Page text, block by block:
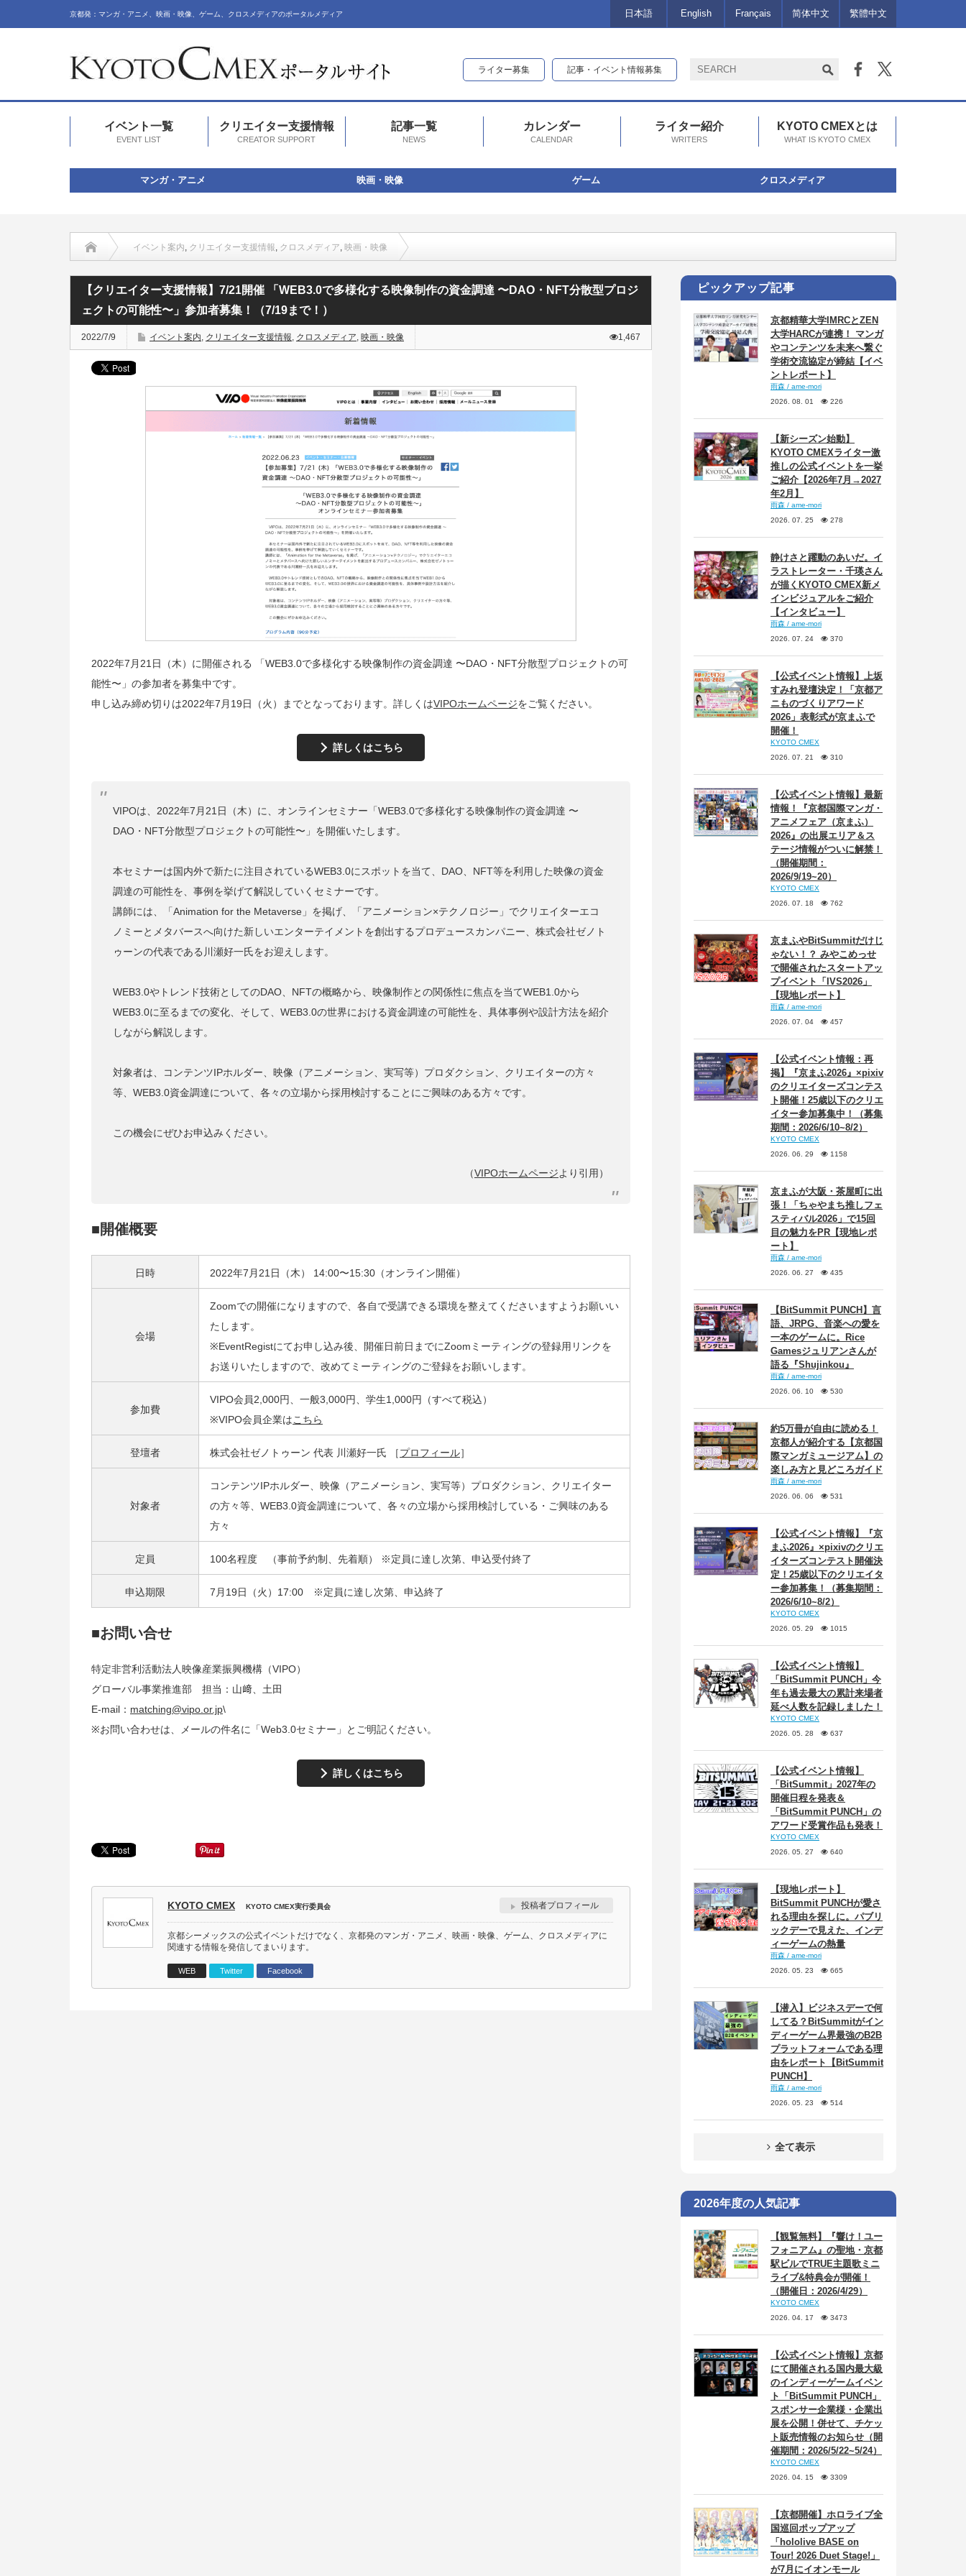
京都発：マンガ・アニメ、映画・映像、ゲーム、クロスメディアのポータルメディア 日本語 English Français 简体中文 繁體中文
ライター募集 記事・イベント情報募集
イベント一覧
EVENT LIST
クリエイター支援情報
CREATOR SUPPORT
記事一覧
NEWS
カレンダー
CALENDAR
ライター紹介
WRITERS
KYOTO CMEXとは
WHAT IS KYOTO CMEX
マンガ・アニメ 映画・映像 ゲーム クロスメディア
イベント案内, クリエイター支援情報, クロスメディア, 映画・映像
【クリエイター支援情報】7/21開催 「WEB3.0で多様化する映像制作の資金調達 〜DAO・NFT分散型プロジェクトの可能性〜」参加者募集！（7/19まで！）
【クリエイター支援情報】7/21開催 「WEB3.0で多様化する映像制作の資金調達 〜DAO・NFT分散型プロジ
ェクトの可能性〜」参加者募集！（7/19まで！）
2022/7/9 イベント案内, クリエイター支援情報, クロスメディア, 映画・映像 1,467
2022年7月21日（木）に開催される 「WEB3.0で多様化する映像制作の資金調達 〜DAO・NFT分散型プロジェクトの可
能性〜」の参加者を募集中です。
申し込み締め切りは2022年7月19日（火）までとなっております。詳しくはVIPOホームページをご覧ください。
詳しくはこちら
VIPOは、2022年7月21日（木）に、オンラインセミナー「WEB3.0で多様化する映像制作の資金調達 〜
DAO・NFT分散型プロジェクトの可能性〜」を開催いたします。
本セミナーは国内外で新たに注目されているWEB3.0にスポットを当て、DAO、NFT等を利用した映像の資金
調達の可能性を、事例を挙げて解説していくセミナーです。
講師には、「Animation for the Metaverse」を掲げ、「アニメーション×テクノロジー」でクリエイターエコ
ノミーとメタバースへ向けた新しいエンターテイメントを創出するプロデュースカンパニー、株式会社ゼノト
ゥーンの代表である川瀬好一氏をお迎えします。
WEB3.0やトレンド技術としてのDAO、NFTの概略から、映像制作との関係性に焦点を当てWEB1.0から
WEB3.0に至るまでの変化、そして、WEB3.0の世界における資金調達の可能性を、具体事例や設計方法を紹介
しながら解説します。
対象者は、コンテンツIPホルダー、映像（アニメーション、実写等）プロダクション、クリエイターの方々
等、WEB3.0資金調達について、各々の立場から採用検討することにご興味のある方々です。
この機会にぜひお申込みください。
（VIPOホームページより引用）
■開催概要
日時 2022年7月21日（木） 14:00〜15:30（オンライン開催）
会場
Zoomでの開催になりますので、各自で受講できる環境を整えてくださいますようお願いい
たします。
※EventRegistにてお申し込み後、開催日前日までにZoomミーティングの登録用リンクを
お送りいたしますので、改めてミーティングのご登録をお願いします。
参加費
VIPO会員2,000円、一般3,000円、学生1,000円（すべて税込）
※VIPO会員企業はこちら
登壇者 株式会社ゼノトゥーン 代表 川瀬好一氏 ［プロフィール］
対象者
コンテンツIPホルダー、映像（アニメーション、実写等）プロダクション、クリエイター
の方々等、WEB3.0資金調達について、各々の立場から採用検討している・ご興味のある
方々
定員 100名程度 （事前予約制、先着順） ※定員に達し次第、申込受付終了
申込期限 7月19日（火）17:00 ※定員に達し次第、申込終了
■お問い合せ
特定非営利活動法人映像産業振興機構（VIPO）
グローバル事業推進部 担当：山﨑、土田
E-mail： matching@vipo.or.jp\
※お問い合わせは、メールの件名に「Web3.0セミナー」とご明記ください。
詳しくはこちら
KYOTO CMEX KYOTO CMEX実行委員会 投稿者プロフィール
京都シーメックスの公式イベントだけでなく、京都発のマンガ・アニメ、映画・映像、ゲーム、クロスメディアに
関連する情報を発信してまいります。
WEB Twitter Facebook
ピックアップ記事
京都精華大学IMRCとZEN
大学HARCが連携！ マンガ
やコンテンツを未来へ繋ぐ
学術交流協定が締結【イベ
ントレポート】
雨森 / ame-mori
2026. 08. 01
226
【新シーズン始動】
KYOTO CMEXライター激
推しの公式イベントを一挙
ご紹介【2026年7月→2027
年2月】
雨森 / ame-mori
2026. 07. 25
278
静けさと躍動のあいだ。イ
ラストレーター・千瑛さん
が描くKYOTO CMEX新メ
インビジュアルをご紹介
【インタビュー】
雨森 / ame-mori
2026. 07. 24
370
【公式イベント情報】上坂
すみれ登壇決定！「京都ア
ニものづくりアワード
2026」表彰式が京まふで
開催！
KYOTO CMEX
2026. 07. 21
310
【公式イベント情報】最新
情報！『京都国際マンガ・
アニメフェア（京まふ）
2026』の出展エリア＆ス
テージ情報がついに解禁！
（開催期間：
2026/9/19~20）
KYOTO CMEX
2026. 07. 18
762
京まふやBitSummitだけじ
ゃない！？ みやこめっせ
で開催されたスタートアッ
プイベント「IVS2026」
【現地レポート】
雨森 / ame-mori
2026. 07. 04
457
【公式イベント情報：再
掲】『京まふ2026』×pixiv
のクリエイターズコンテス
ト開催！25歳以下のクリエ
イター参加募集中！（募集
期間：2026/6/10~8/2）
KYOTO CMEX
2026. 06. 29
1158
京まふが大阪・茶屋町に出
張！「ちゃやまち推しフェ
スティバル2026」で15回
目の魅力をPR【現地レポ
ート】
雨森 / ame-mori
2026. 06. 27
435
【BitSummit PUNCH】言
語、JRPG、音楽への愛を
一本のゲームに。Rice
Gamesジュリアンさんが
語る『Shujinkou』
雨森 / ame-mori
2026. 06. 10
530
約5万冊が自由に読める！
京都人が紹介する【京都国
際マンガミュージアム】の
楽しみ方と見どころガイド
雨森 / ame-mori
2026. 06. 06
531
【公式イベント情報】『京
まふ2026』×pixivのクリエ
イターズコンテスト開催決
定！25歳以下のクリエイタ
ー参加募集！（募集期間：
2026/6/10~8/2）
KYOTO CMEX
2026. 05. 29
1015
【公式イベント情報】
「BitSummit PUNCH」今
年も過去最大の累計来場者
延べ人数を記録しました！
KYOTO CMEX
2026. 05. 28
637
【公式イベント情報】
「BitSummit」2027年の
開催日程を発表＆
「BitSummit PUNCH」の
アワード受賞作品も発表！
KYOTO CMEX
2026. 05. 27
640
【現地レポート】
BitSummit PUNCHが愛さ
れる理由を探しに。パブリ
ックデーで見えた、インデ
ィーゲームの熱量
雨森 / ame-mori
2026. 05. 23
665
【潜入】ビジネスデーで何
してる？BitSummitがイン
ディーゲーム界最強のB2B
プラットフォームである理
由をレポート【BitSummit
PUNCH】
雨森 / ame-mori
2026. 05. 23
514
全て表示
2026年度の人気記事
【観覧無料】『響け！ユー
フォニアム』の聖地・京都
駅ビルでTRUE主題歌ミニ
ライブ&特典会が開催！
（開催日：2026/4/29）
KYOTO CMEX
2026. 04. 17
3473
【公式イベント情報】京都
にて開催される国内最大級
のインディーゲームイベン
ト「BitSummit PUNCH」
スポンサー企業様・企業出
展を公開！併せて、チケッ
ト販売情報のお知らせ（開
催期間：2026/5/22~5/24）
KYOTO CMEX
2026. 04. 15
3309
【京都開催】ホロライブ全
国巡回ポップアップ
「hololive BASE on
Tour! 2026 Duet Stage!」
が7月にイオンモール